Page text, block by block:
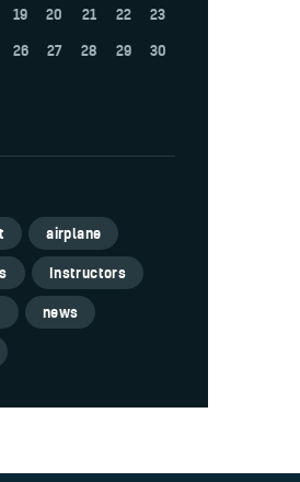
19 20 21 22
23
26 27 28 29
30
airplane
Instructors
news